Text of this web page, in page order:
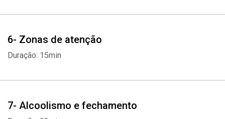
6- Zonas de atenção
Duração: 15min
7- Alcoolismo e fechamento